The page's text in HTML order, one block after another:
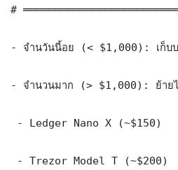
#
- จำนวันนี้อย (< $1,000): เก็บ
- จำนวนมาก (> $1,000): ย้าย
- Ledger Nano X (~$150)
- Trezor Model T (~$200)